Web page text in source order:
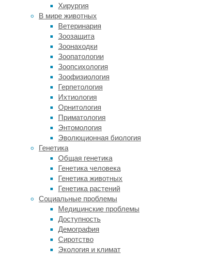
Хирургия
В мире животных
Ветеринария
Зоозащита
Зоонаходки
Зоопатологии
Зоопсихология
Зоофизиология
Герпетология
Ихтиология
Орнитология
Приматология
Энтомология
Эволюционная биология
Генетика
Общая генетика
Генетика человека
Генетика животных
Генетика растений
Социальные проблемы
Медицинские проблемы
Доступность
Демография
Сиротство
Экология и климат
общей
калорийности
день.
другой
стороны,
молочные
продукты
молочные
жиры
содержат
потенциально
полезные
соединения,
включая
определенные
аминокислоты,
триглицериды
средней
цепи,
фосфолипиды,
витамин